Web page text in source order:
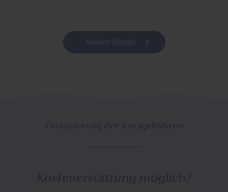
Weitere Details